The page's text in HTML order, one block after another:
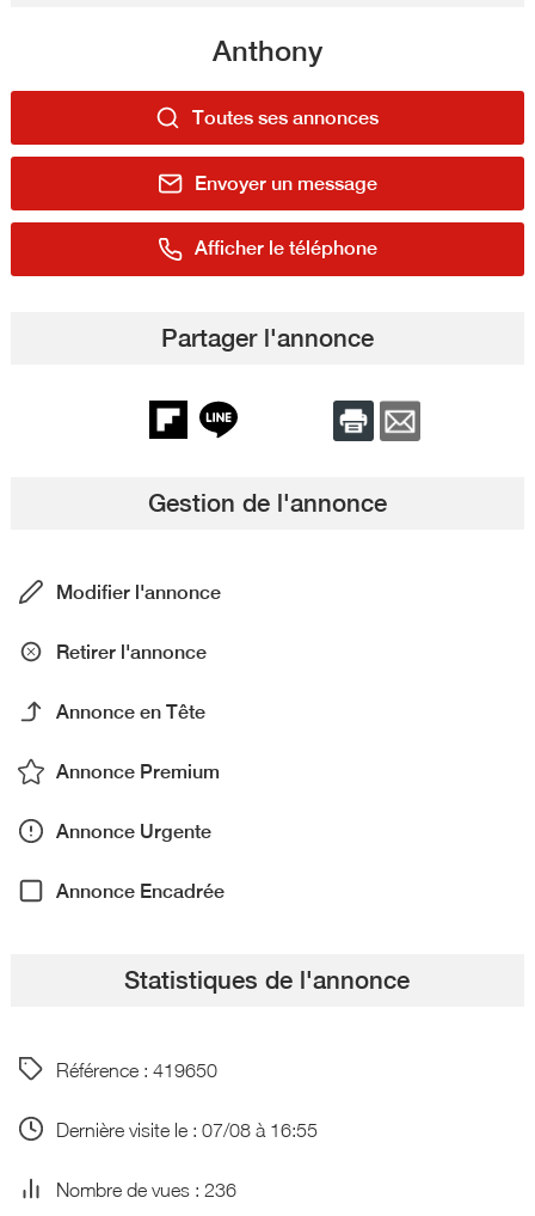
Anthony
Toutes ses annonces
Envoyer un message
Afficher le téléphone
Partager l'annonce
Gestion de l'annonce
Modifier l'annonce
Retirer l'annonce
Annonce en Tête
Annonce Premium
Annonce Urgente
Annonce Encadrée
Statistiques de l'annonce
Référence : 419650
Dernière visite le : 07/08 à 16:55
Nombre de vues : 236